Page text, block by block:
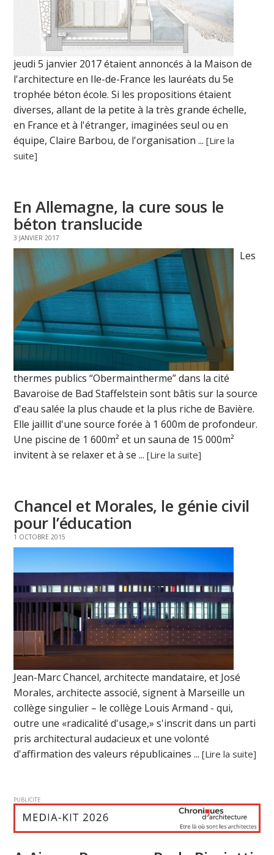
jeudi 5 janvier 2017 étaient annoncés à la Maison de
l'architecture en Ile-de-France les lauréats du 5e
trophée béton école. Si les propositions étaient
diverses, allant de la petite à la très grande échelle,
en France et à l'étranger, imaginées seul ou en
équipe, Claire Barbou, de l'organisation ...[Lire la
suite]
En Allemagne, la cure sous le
béton translucide
3 JANVIER 2017
Les
thermes publics “Obermaintherme” dans la cité
Bavaroise de Bad Staffelstein sont bâtis sur la source
d'eau salée la plus chaude et la plus riche de Bavière.
Elle jaillit d'une source forée à 1 600m de profondeur.
Une piscine de 1 600m² et un sauna de 15 000m²
invitent à se relaxer et à se ...[Lire la suite]
Chancel et Morales, le génie civil
pour l’éducation
1 OCTOBRE 2015
Jean-Marc Chancel, architecte mandataire, et José
Morales, architecte associé, signent à Marseille un
collège singulier – le collège Louis Armand - qui,
outre une «radicalité d'usage,» s'inscrit dans un parti
pris architectural audacieux et une volonté
d'affirmation des valeurs républicaines ...[Lire la suite]
PUBLICITE